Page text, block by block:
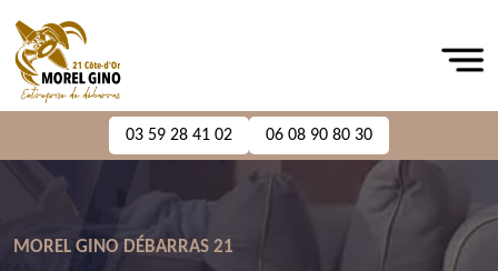
03 59 28 41 02 06 08 90 80 30
MOREL GINO DÉBARRAS 21